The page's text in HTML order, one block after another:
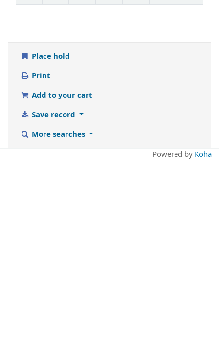
Place hold
Print
Add to your cart
Save record
More searches
Powered by Koha